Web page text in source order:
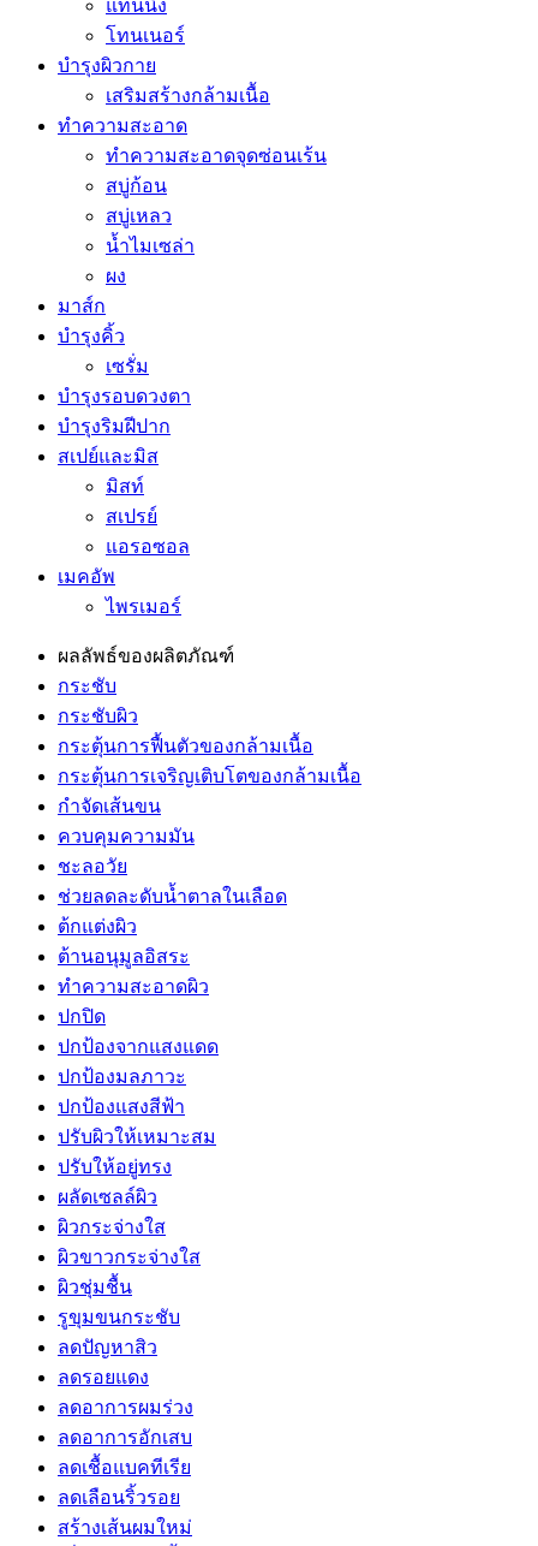
แทนนิ่ง
โทนเนอร์
บำรุงผิวกาย
เสริมสร้างกล้ามเนื้อ
ทำความสะอาด
ทำความสะอาดจุดซ่อนเร้น
สบู่ก้อน
สบู่เหลว
น้ำไมเซล่า
ผง
มาส์ก
บำรุงคิ้ว
เซรั่ม
บำรุงรอบดวงตา
บำรุงริมฝีปาก
สเปย์และมิส
มิสท์
สเปรย์
แอรอซอล
เมคอัพ
ไพรเมอร์
ผลลัพธ์ของผลิตภัณฑ์
กระชับ
กระชับผิว
กระตุ้นการฟื้นตัวของกล้ามเนื้อ
กระตุ้นการเจริญเติบโตของกล้ามเนื้อ
กำจัดเส้นขน
ควบคุมความมัน
ชะลอวัย
ช่วยลดละดับน้ำตาลในเลือด
ต้กแต่งผิว
ต้านอนุมูลอิสระ
ทำความสะอาดผิว
ปกปิด
ปกป้องจากแสงแดด
ปกป้องมลภาวะ
ปกป้องแสงสีฟ้า
ปรับผิวให้เหมาะสม
ปรับให้อยู่ทรง
ผลัดเซลล์ผิว
ผิวกระจ่างใส
ผิวขาวกระจ่างใส
ผิวชุ่มชื้น
รูขุมขนกระชับ
ลดปัญหาสิว
ลดรอยแดง
ลดอาการผมร่วง
ลดอาการอักเสบ
ลดเชื้อแบคทีเรีย
ลดเลือนริ้วรอย
สร้างเส้นผมใหม่